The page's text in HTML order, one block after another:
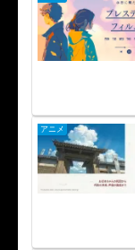
アニメ